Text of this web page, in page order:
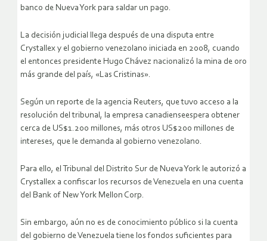
banco de Nueva York para saldar un pago.
La decisión judicial llega después de una disputa entre
Crystallex y el gobierno venezolano iniciada en 2008, cuando
el entonces presidente Hugo Chávez nacionalizó la mina de oro
más grande del país, «Las Cristinas».
Según un reporte de la agencia Reuters, que tuvo acceso a la
resolución del tribunal, la empresa canadienseespera obtener
cerca de US$1.200 millones, más otros US$200 millones de
intereses, que le demanda al gobierno venezolano.
Para ello, el Tribunal del Distrito Sur de Nueva York le autorizó a
Crystallex a confiscar los recursos de Venezuela en una cuenta
del Bank of New York Mellon Corp.
Sin embargo, aún no es de conocimiento público si la cuenta
del gobierno de Venezuela tiene los fondos suficientes para